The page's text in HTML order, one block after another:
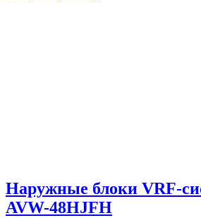
Наружные блоки VRF-
AVW-48HJFH